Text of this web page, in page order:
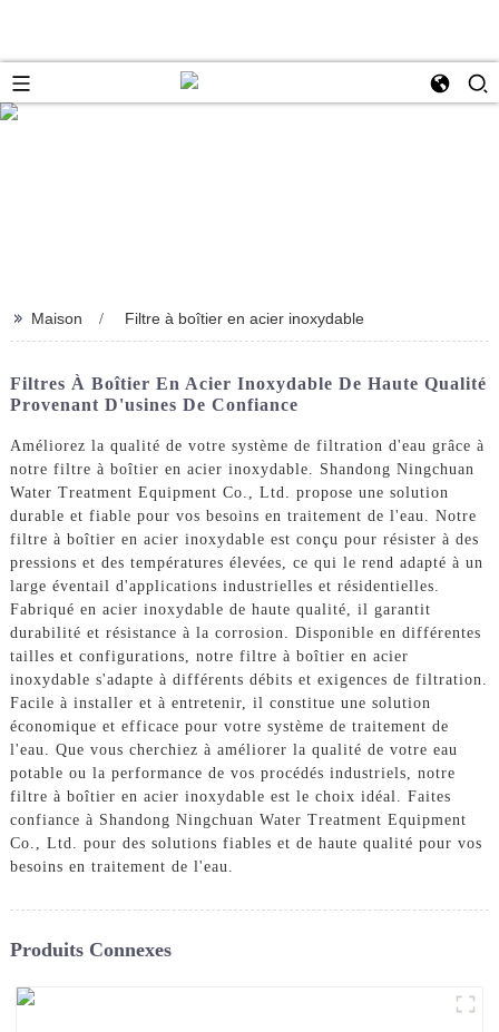
>> Maison Filtre à boîtier en acier inoxydable
Filtres À Boîtier En Acier Inoxydable De Haute Qualité
Provenant D'usines De Confiance
Améliorez la qualité de votre système de filtration d'eau grâce à
notre filtre à boîtier en acier inoxydable. Shandong Ningchuan
Water Treatment Equipment Co., Ltd. propose une solution
durable et fiable pour vos besoins en traitement de l'eau. Notre
filtre à boîtier en acier inoxydable est conçu pour résister à des
pressions et des températures élevées, ce qui le rend adapté à un
large éventail d'applications industrielles et résidentielles.
Fabriqué en acier inoxydable de haute qualité, il garantit
durabilité et résistance à la corrosion. Disponible en différentes
tailles et configurations, notre filtre à boîtier en acier
inoxydable s'adapte à différents débits et exigences de filtration.
Facile à installer et à entretenir, il constitue une solution
économique et efficace pour votre système de traitement de
l'eau. Que vous cherchiez à améliorer la qualité de votre eau
potable ou la performance de vos procédés industriels, notre
filtre à boîtier en acier inoxydable est le choix idéal. Faites
confiance à Shandong Ningchuan Water Treatment Equipment
Co., Ltd. pour des solutions fiables et de haute qualité pour vos
besoins en traitement de l'eau.
Produits Connexes